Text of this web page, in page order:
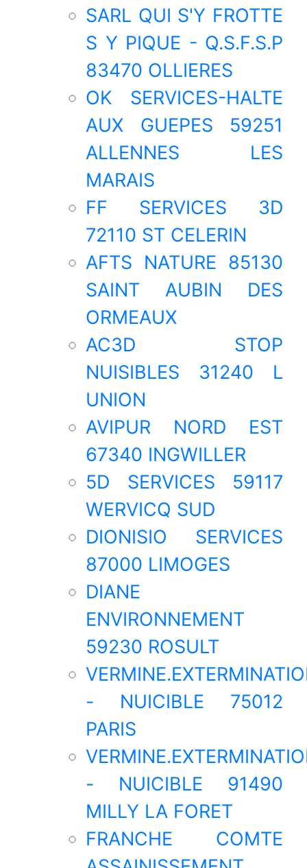
SARL QUI S'Y FROTTE
S Y PIQUE - Q.S.F.S.P
83470 OLLIERES
OK SERVICES-HALTE
AUX GUEPES 59251
ALLENNES LES
MARAIS
FF SERVICES 3D
72110 ST CELERIN
AFTS NATURE 85130
SAINT AUBIN DES
ORMEAUX
AC3D STOP
NUISIBLES 31240 L
UNION
AVIPUR NORD EST
67340 INGWILLER
5D SERVICES 59117
WERVICQ SUD
DIONISIO SERVICES
87000 LIMOGES
DIANE
ENVIRONNEMENT
59230 ROSULT
- NUICIBLE 75012
PARIS
- NUICIBLE 91490
MILLY LA FORET
FRANCHE COMTE